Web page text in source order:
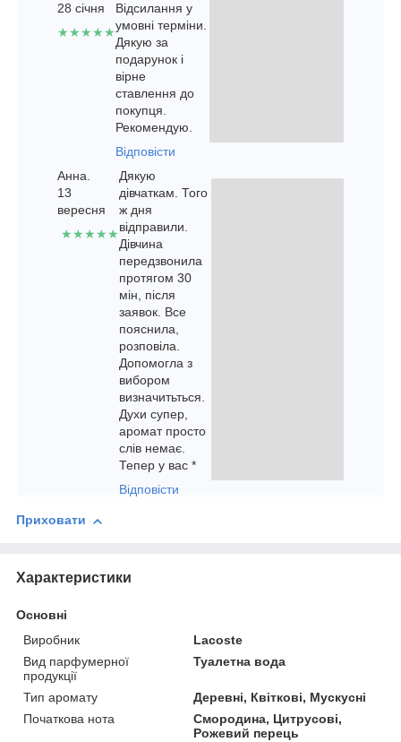
28 січня
★★★★★
Відсилання у
умовні терміни.
Дякую за
подарунок і
вірне
ставлення до
покупця.
Рекомендую.
Відповісти
Анна.
13
вересня
★★★★★
Дякую
дівчаткам. Того
ж дня
відправили.
Дівчина
передзвонила
протягом 30
мін, після
заявок. Все
пояснила,
розповіла.
Допомогла з
вибором
визначитьться.
Духи супер,
аромат просто
слів немає.
Тепер у вас *
Відповісти
Приховати
Характеристики
Основні
Виробник
Lacoste
Вид парфумерної
продукції
Туалетна вода
Тип аромату
Деревні, Квіткові, Мускусні
Початкова нота
Смородина, Цитрусові,
Рожевий перець